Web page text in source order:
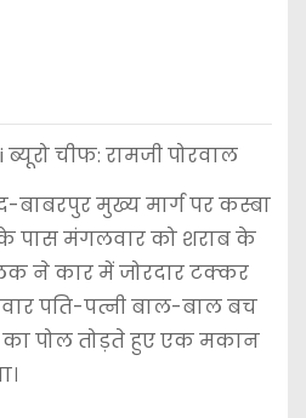
चीफ: रामजी पोरवाल
मुख्य मार्ग पर कस्बा
पास मंगलवार को शराब के
ने कार में जोरदार टक्कर
पति-पत्नी बाल-बाल बच
पोल तोड़ते हुए एक मकान